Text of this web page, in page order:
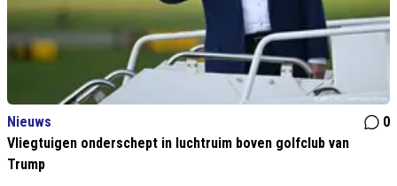
Nieuws
0
Vliegtuigen onderschept in luchtruim boven golfclub van
Trump